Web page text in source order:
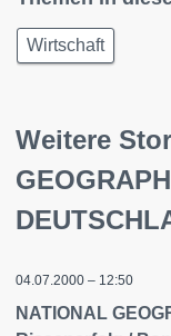
Wirtschaft
Weitere
04.07.2000 – 12:50
NATIONAL